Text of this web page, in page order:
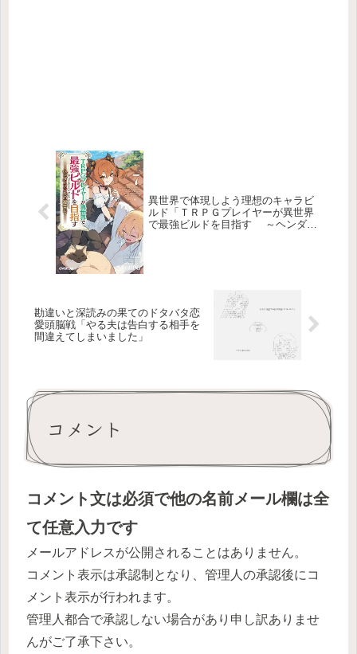
異世界で体現しよう理想のキャラビ
ルド「ＴＲＰＧプレイヤーが異世界
で最強ビルドを目指す ～ヘンダー
勘違いと深読みの果てのドタバタ恋
愛頭脳戦「やる夫は告白する相手を
間違えてしまいました」
コメント
コメント文は必須で他の名前メール欄は全
て任意入力です
メールアドレスが公開されることはありません。
コメント表示は承認制となり、管理人の承認後にコ
メント表示が行われます。
管理人都合で承認しない場合があり申し訳ありませ
んがご了承下さい。